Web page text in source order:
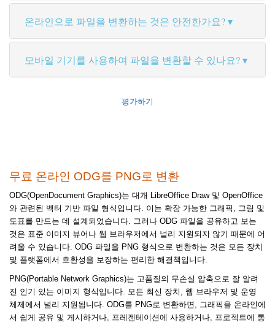
온라인으로 파일을 변환하는 것은 안전한가요?
모바일 기기를 사용하여 파일을 변환할 수 있나요?
평가하기
무료 온라인 ODG를 PNG로 변환
ODG(OpenDocument Graphics)는 대개 LibreOffice Draw 및 OpenOffice
와 관련된 벡터 기반 파일 형식입니다. 이는 확장 가능한 그래픽, 그림 및
도표를 만드는 데 설계되었습니다. 그러나 ODG 파일을 공유하고 보는
것은 표준 이미지 뷰어나 웹 브라우저에서 널리 지원되지 않기 때문에 어
려울 수 있습니다. ODG 파일을 PNG 형식으로 변환하는 것은 모든 장치
및 플랫폼에서 호환성을 보장하는 편리한 해결책입니다.
PNG(Portable Network Graphics)는 고품질의 무손실 압축으로 잘 알려
진 인기 있는 이미지 형식입니다. 모든 최신 장치, 웹 브라우저 및 운영
체제에서 널리 지원됩니다. ODG를 PNG로 변환하면, 그래픽을 온라인에
서 쉽게 공유 및 게시하거나, 프레젠테이션에 사용하거나, 프로젝트에 통